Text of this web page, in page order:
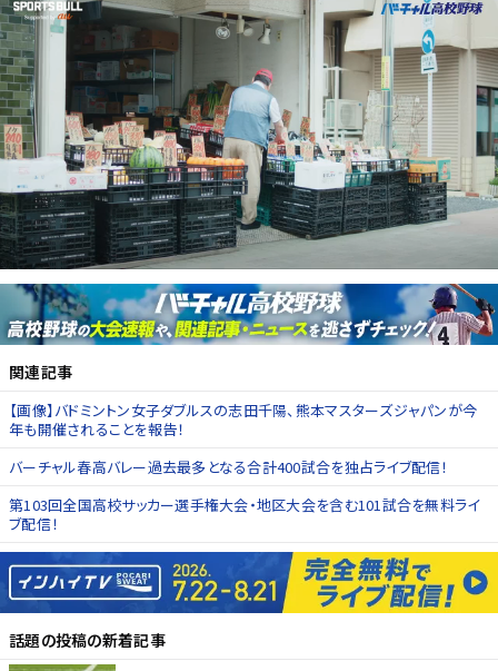
関連記事
【画像】バドミントン女子ダブルスの志田千陽、熊本マスターズジャパンが今
年も開催されることを報告！
バーチャル春高バレー過去最多となる合計400試合を独占ライブ配信！
第103回全国高校サッカー選手権大会・地区大会を含む101試合を無料ライ
ブ配信！
話題の投稿の新着記事